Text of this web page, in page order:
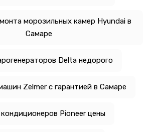
морозильных камер Hyundai в
Самаре
Delta недорого
Zelmer с гарантией в Самаре
Pioneer цены